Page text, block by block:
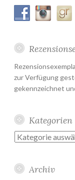
zur Verfügung
gekennzeichnet
Kategorien
Kategorien
Archiv